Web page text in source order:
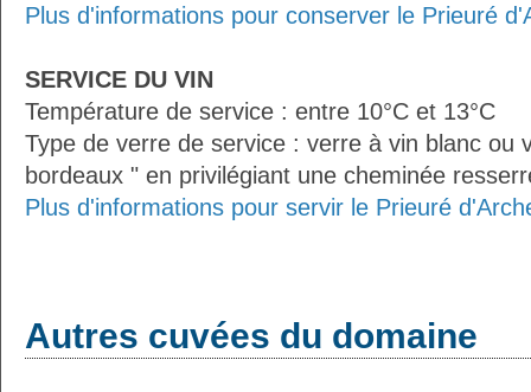
Plus d'informations pour conserver le Prieuré
SERVICE DU VIN
Température de service : entre 10°C et 13°C
Type de verre de service : verre à vin blanc ou
bordeaux " en privilégiant une cheminée
Plus d'informations pour servir le Prieuré
Autres cuvées du domaine